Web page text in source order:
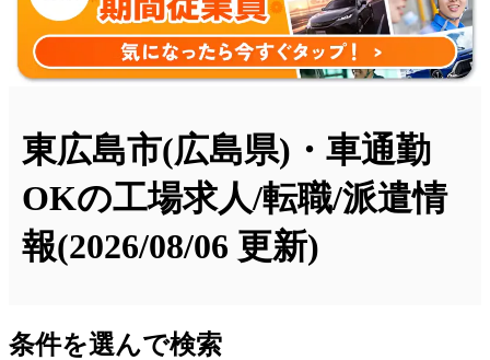
東広島市(広島県)・車通勤
OKの工場求人/転職/派遣情
報(2026/08/06 更新)
条件を選んで検索